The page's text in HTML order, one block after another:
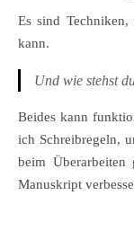
Es sind Techniken,
kann.
Und wie stehst
Beides kann
ich Schreibregeln,
beim
Manuskript